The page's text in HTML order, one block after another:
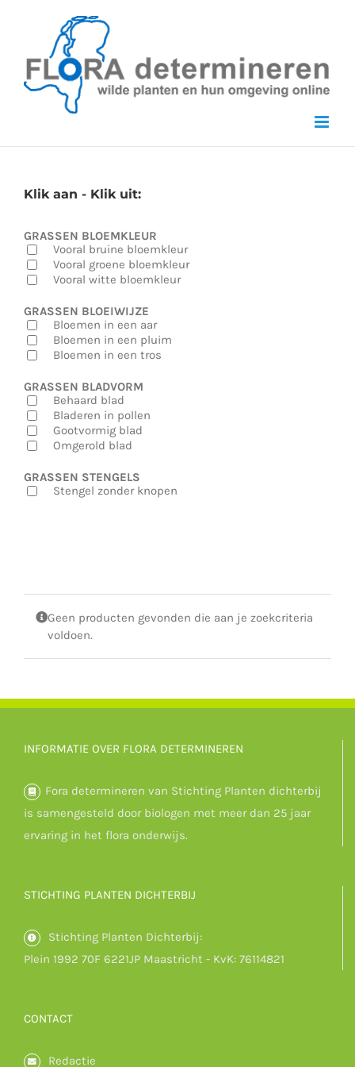
content
Geen producten gevonden die aan je zoekcriteria
voldoen.
Klik aan - Klik uit:
GRASSEN BLOEMKLEUR
Vooral bruine bloemkleur
Vooral groene bloemkleur
Vooral witte bloemkleur
GRASSEN BLOEIWIJZE
Bloemen in een aar
Bloemen in een pluim
Bloemen in een tros
GRASSEN BLADVORM
Behaard blad
Bladeren in pollen
Gootvormig blad
Omgerold blad
GRASSEN STENGELS
Stengel zonder knopen
INFORMATIE OVER FLORA DETERMINEREN
Fora determineren van Stichting Planten dichterbij
is samengesteld door biologen met meer dan 25 jaar
ervaring in het flora onderwijs.
STICHTING PLANTEN DICHTERBIJ
Stichting Planten Dichterbij:
Plein 1992 70F 6221JP Maastricht - KvK: 76114821
CONTACT
Redactie